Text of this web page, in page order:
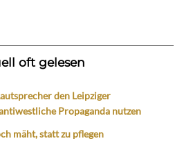
oft gelesen
den Leipziger
Propaganda nutzen
mäht, statt zu pflegen